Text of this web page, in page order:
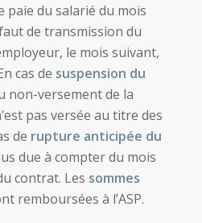
du salarié du mois
de transmission du
le mois suivant,
cas de suspension du
non-versement de la
pas versée au titre des
de rupture anticipée du
due à compter du mois
contrat. Les sommes
remboursées à l’ASP.